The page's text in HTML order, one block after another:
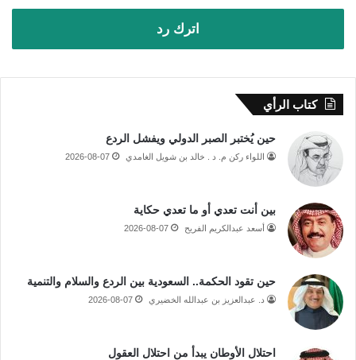
اترك رد
كتاب الرأي
حين يُختبر الصبر الدولي ويفشل الردع
اللواء ركن م. د . خالد بن شويل الغامدي 2026-08-07
بين أنت تعدي أو ما تعدي حكاية
أسعد عبدالكريم الفريح 2026-08-07
حين تقود الحكمة.. السعودية بين الردع والسلام والتنمية
د. عبدالعزيز بن عبدالله الخضيري 2026-08-07
احتلال الأوطان يبدأ من احتلال العقول